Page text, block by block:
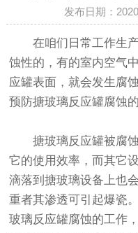
发布日期：
在咱们日常工作生产
蚀性的，有的室内空气
应罐表面，就会发生腐
预防搪玻璃反应罐腐蚀
搪玻璃反应罐被腐蚀
它的使用效率，而其它
滴落到搪玻璃设备上也
重者其渗透可引起爆瓷
玻璃反应罐腐蚀的工作